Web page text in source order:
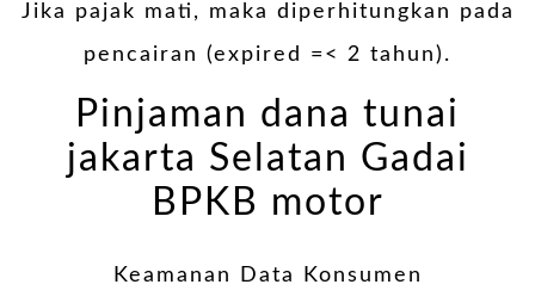
Jika pajak mati, maka diperhitungkan pada
pencairan (expired =< 2 tahun).
Pinjaman dana tunai
jakarta Selatan Gadai
BPKB motor
Keamanan Data Konsumen